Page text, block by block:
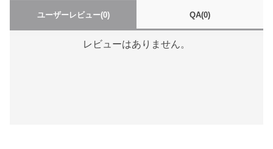
ユーザーレビュー(0) QA(0)
レビューはありません。